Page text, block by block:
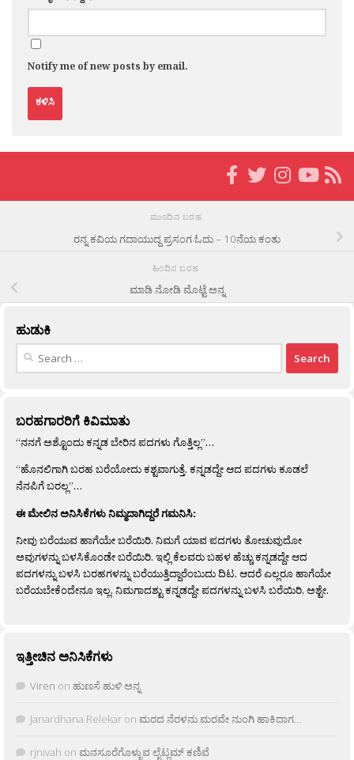
Notify me of new posts by email.
ಮುಂದಿನ ಬರಹ
ರನ್ನ ಕವಿಯ ಗದಾಯುದ್ದ ಪ್ರಸಂಗ ಓದು – 10ನೆಯ ಕಂತು
ಹಿಂದಿನ ಬರಹ
ಮಾಡಿ ನೋಡಿ ಮೊಟ್ಟೆ ಅನ್ನ
ಹುಡುಕಿ
Search
ಬರಹಗಾರರಿಗೆ ಕಿವಿಮಾತು
“ನನಗೆ ಅಶ್ಟೊಂದು ಕನ್ನಡ ಬೇರಿನ ಪದಗಳು ಗೊತ್ತಿಲ್ಲ”…
“ಹೊನಲಿಗಾಗಿ ಬರಹ ಬರೆಯೋದು ಕಶ್ಟವಾಗುತ್ತೆ. ಕನ್ನಡದ್ದೇ ಆದ ಪದಗಳು ಕೂಡಲೆ
ನೆನಪಿಗೆ ಬರಲ್ಲ”…
ಈ ಮೇಲಿನ ಅನಿಸಿಕೆಗಳು ನಿಮ್ಮದಾಗಿದ್ದರೆ ಗಮನಿಸಿ:
ನೀವು ಬರೆಯುವ ಹಾಗೆಯೇ ಬರೆಯಿರಿ. ನಿಮಗೆ ಯಾವ ಪದಗಳು ತೋಚುವುದೋ
ಅವುಗಳನ್ನು ಬಳಸಿಕೊಂಡೇ ಬರೆಯಿರಿ. ಇಲ್ಲಿ ಕೆಲವರು ಬಹಳ ಹೆಚ್ಚು ಕನ್ನಡದ್ದೇ ಆದ
ಪದಗಳನ್ನು ಬಳಸಿ ಬರಹಗಳನ್ನು ಬರೆಯುತ್ತಿದ್ದಾರೆಂಬುದು ದಿಟ. ಆದರೆ ಎಲ್ಲರೂ ಹಾಗೆಯೇ
ಬರೆಯಬೇಕೆಂದೇನೂ ಇಲ್ಲ. ನಿಮಗಾದಶ್ಟು ಕನ್ನಡದ್ದೇ ಪದಗಳನ್ನು ಬಳಸಿ ಬರೆಯಿರಿ, ಅಶ್ಟೇ.
ಇತ್ತೀಚಿನ ಅನಿಸಿಕೆಗಳು
Viren on ಹುಣಸೆ ಹುಳಿ ಅನ್ನ
Janardhana Relekar on ಮರದ ನೆರಳನು ಮರವೇ ನುಂಗಿ ಹಾಕಿದಾಗ…
rjnivah on ಮನಸೂರೆಗೊಳ್ಳುವ ಲೈಟ್ಲಮ್ ಕಣಿವೆ